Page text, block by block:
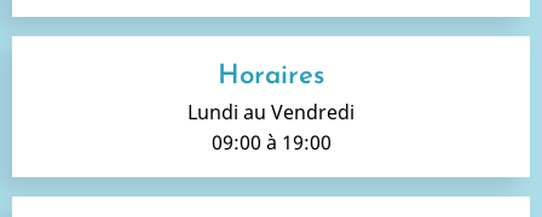
Horaires
Lundi au Vendredi
09:00 à 19:00